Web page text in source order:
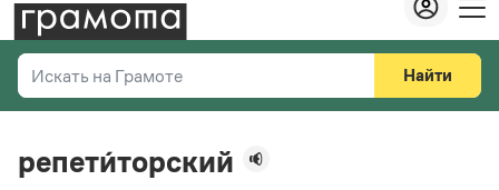
Искать на Грамоте
Справочная служба
Найти
репети́торский